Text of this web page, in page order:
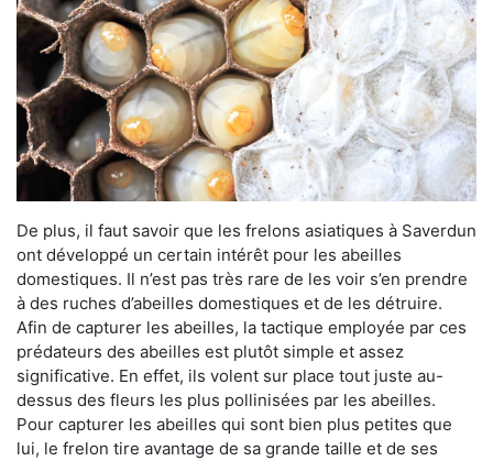
De plus, il faut savoir que les frelons asiatiques à Saverdun
ont développé un certain intérêt pour les abeilles
domestiques. Il n’est pas très rare de les voir s’en prendre
à des ruches d’abeilles domestiques et de les détruire.
Afin de capturer les abeilles, la tactique employée par ces
prédateurs des abeilles est plutôt simple et assez
significative. En effet, ils volent sur place tout juste au-
dessus des fleurs les plus pollinisées par les abeilles.
Pour capturer les abeilles qui sont bien plus petites que
lui, le frelon tire avantage de sa grande taille et de ses